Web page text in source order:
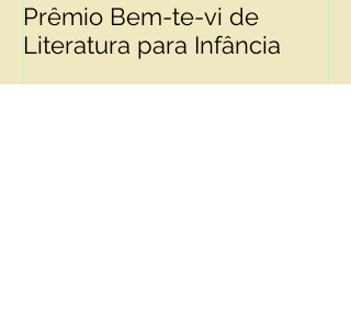
Prêmio Bem-te-vi de
Literatura para Infância